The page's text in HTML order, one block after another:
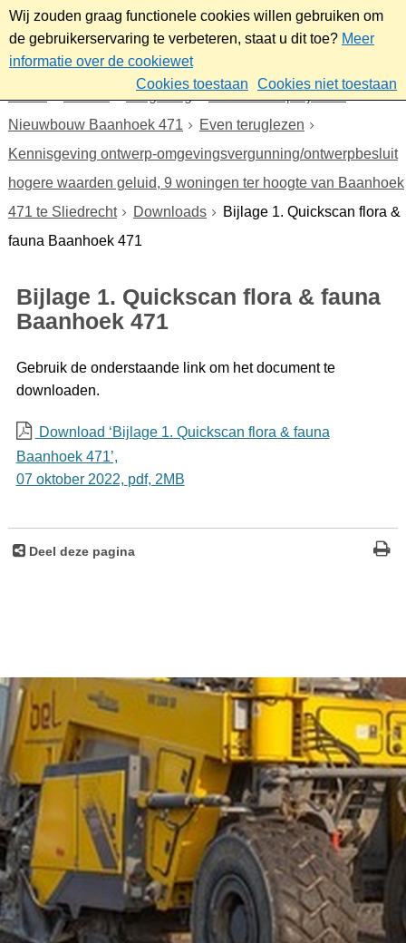
Wij zouden graag functionele cookies willen gebruiken om
de gebruikerservaring te verbeteren, staat u dit toe? Meer
informatie over de cookiewet
Cookies toestaan
Cookies niet toestaan
Omgeving
Plannen en projecten
Nieuwbouw Baanhoek 471
Even teruglezen
Kennisgeving ontwerp-omgevingsvergunning/ontwerpbesluit
hogere waarden geluid, 9 woningen ter hoogte van Baanhoek
471 te Sliedrecht
Downloads
Bijlage 1. Quickscan flora &
fauna Baanhoek 471
Bijlage 1. Quickscan flora & fauna
Baanhoek 471
Gebruik de onderstaande link om het document te
downloaden.
Download ‘Bijlage 1. Quickscan flora & fauna
Baanhoek 471’,
07 oktober 2022, pdf, 2MB
Deel deze pagina